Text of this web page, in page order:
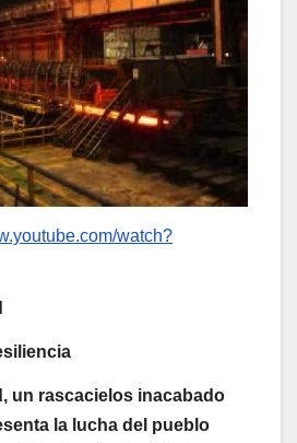
watch?
un rascacielos inacabado
la lucha del pueblo